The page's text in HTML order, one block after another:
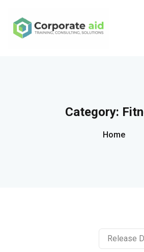
Category:
Home
Release
Sign in